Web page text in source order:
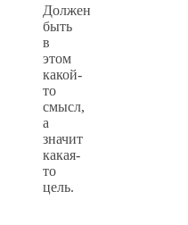
Должен
быть
в
этом
какой-
то
смысл,
а
значит
какая-
то
цель.